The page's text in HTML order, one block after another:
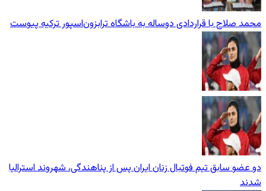
محمد صلاح با قراردادی دوساله به باشگاه ترابزون‌اسپور ترکیه پیوست
دو عضو سابق تیم فوتبال زنان ایران پس از پناهندگی، شهروند استرالیا
شدند